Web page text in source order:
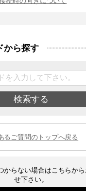
から探す
検索する
るご質問のトップへ戻る
からない場合はこちらか
せ下さい。